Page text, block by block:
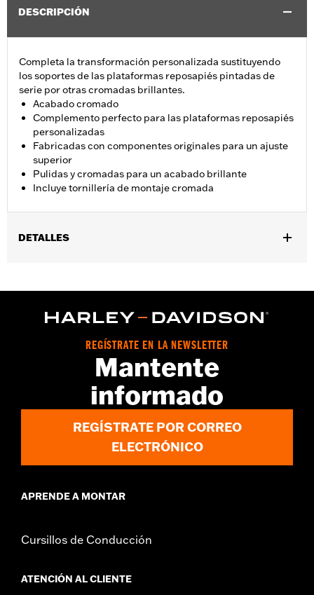
DESCRIPCIÓN
Completa la transformación personalizada sustituyendo
los soportes de las plataformas reposapiés pintadas de
serie por otras cromadas brillantes.
Acabado cromado
Complemento perfecto para las plataformas reposapiés
personalizadas
Fabricadas con componentes originales para un ajuste
superior
Pulidas y cromadas para un acabado brillante
Incluye tornillería de montaje cromada
DETALLES
Instrucciones de instalación
Contenido del embalaje:Soportes izquierdo y derecho y
tornillería de montaje cromada
REGÍSTRATE EN LA NEWSLETTER
Mantente
informado
REGÍSTRATE POR CORREO
ELECTRÓNICO
APRENDE A MONTAR
Cursillos de Conducción
ATENCIÓN AL CLIENTE